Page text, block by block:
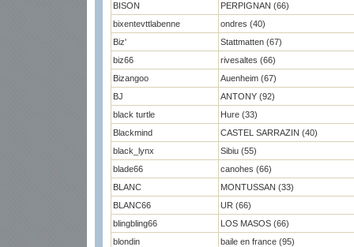
BISON
PERPIGNAN (66)
bixentevttlabenne
ondres (40)
Biz'
Stattmatten (67)
biz66
rivesaltes (66)
Bizangoo
Auenheim (67)
BJ
ANTONY (92)
black turtle
Hure (33)
Blackmind
CASTEL SARRAZIN (40)
black_lynx
Sibiu (55)
blade66
canohes (66)
BLANC
MONTUSSAN (33)
BLANC66
UR (66)
blingbling66
LOS MASOS (66)
blondin
baile en france (95)